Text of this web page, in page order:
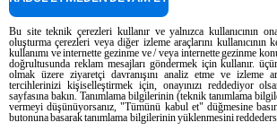
Servis Bulucu
Telif Hakkı 2026 UNOX SpA Tüm hakları saklıdır.
04230750285 - REA Padova 372835 - Dünya
/ CF 04230750285 - IT WEEE Reg. No.
AI Content Disclaimer Privacy policy
Bu site teknik çerezleri kullanır ve yalnızca kullanıcının
oluşturma çerezleri veya diğer izleme araçlarını kullanıcının
kullanımı ve internette gezinme ve / veya internette gezinme
doğrultusunda reklam mesajları göndermek için kullanır.
olmak üzere ziyaretçi davranışını analiz etme ve izleme
tercihlerinizi kişiselleştirmek için, onayınızı reddediyor
sayfasına bakın. Tanımlama bilgilerinin (teknik tanımlama
vermeyi düşünüyorsanız, "Tümünü kabul et" düğmesine
butonuna basarak tanımlama bilgilerinin yüklenmesini